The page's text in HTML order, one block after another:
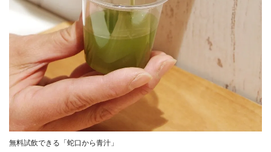
無料試飲できる「蛇口から青汁」